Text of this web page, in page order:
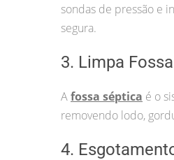
sondas de pressão e
segura.
3. Limpa
Afossa séptica é o
removendo lodo,
4.